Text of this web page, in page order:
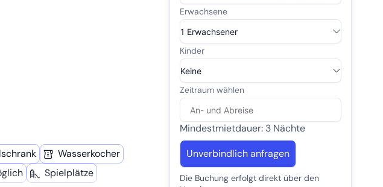
cm in Naturholz gewachst,
Wasserkocher
Spielplätze
Mindestmietdauer: 3 Nächte
Unverbindlich anfragen
Die Buchung erfolgt direkt über den